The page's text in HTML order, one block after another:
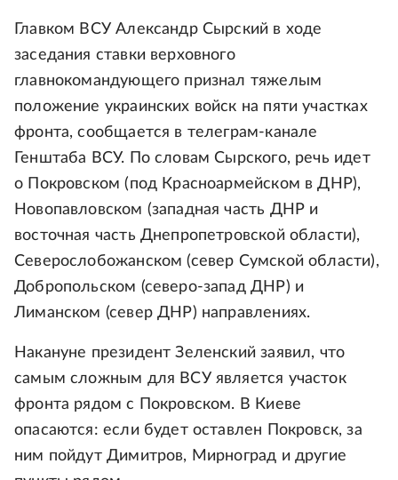
Главком ВСУ Александр Сырский в ходе
заседания ставки верховного
главнокомандующего признал тяжелым
положение украинских войск на пяти участках
фронта, сообщается в телеграм-канале
Генштаба ВСУ. По словам Сырского, речь идет
о Покровском (под Красноармейском в ДНР),
Новопавловском (западная часть ДНР и
восточная часть Днепропетровской области),
Северослобожанском (север Сумской области),
Добропольском (северо-запад ДНР) и
Лиманском (север ДНР) направлениях.
Накануне президент Зеленский заявил, что
самым сложным для ВСУ является участок
фронта рядом с Покровском. В Киеве
опасаются: если будет оставлен Покровск, за
ним пойдут Димитров, Мирноград и другие